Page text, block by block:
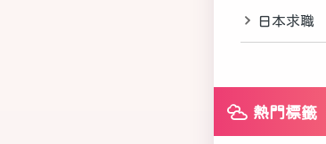
日本求職
熱門標籤